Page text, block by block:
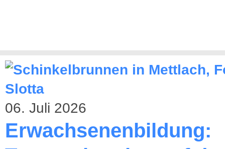
06. Juli 2026
Erwachsenenbildung: